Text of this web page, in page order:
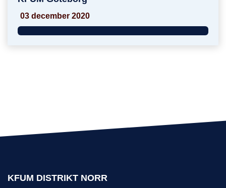
03 december 2020
KFUM DISTRIKT NORR